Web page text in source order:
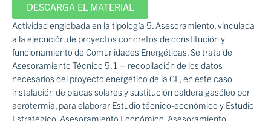
DESCARGA EL MATERIAL
Actividad englobada en la tipología 5. Asesoramiento, vinculada
a la ejecución de proyectos concretos de constitución y
funcionamiento de Comunidades Energéticas. Se trata de
Asesoramiento Técnico 5.1 – recopilación de los datos
necesarios del proyecto energético de la CE, en este caso
instalación de placas solares y sustitución caldera gasóleo por
aerotermia, para elaborar Estudio técnico-económico y Estudio
Estratégico, Asesoramiento Económico, Asesoramiento